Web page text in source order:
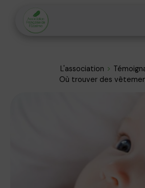
L'association
Où trouver des